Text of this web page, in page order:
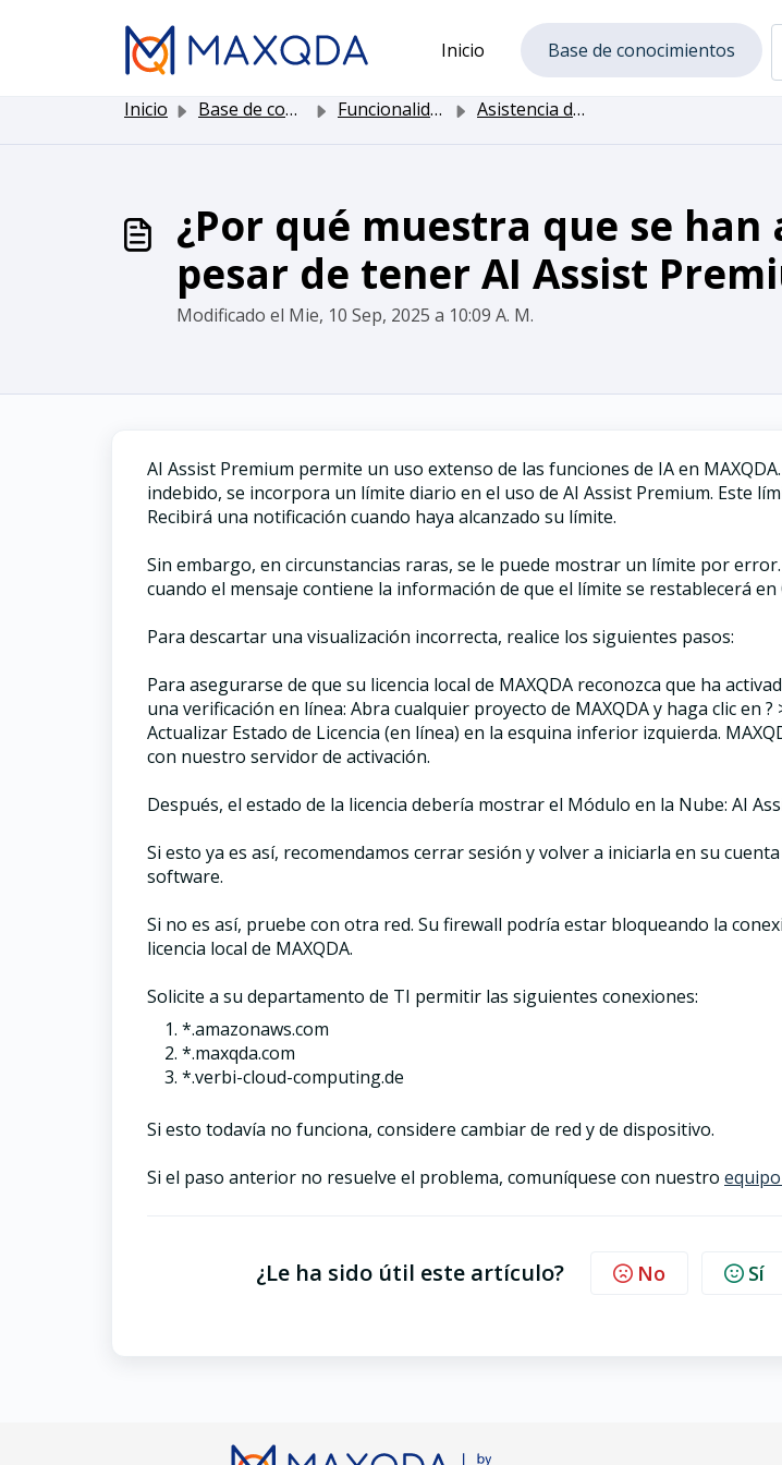
Inicio
Base de conocimientos
Inicio Base de conocimientos Funcionalidad de MAXQDA Asistencia de IA
¿Por qué muestra que se
pesar de tener AI Assist
Modificado el Mie, 10 Sep, 2025 a 10:09 A. M.
AI Assist Premium permite un uso extenso de las funciones de IA en
indebido, se incorpora un límite diario en el uso de AI Assist Premium. Este
Recibirá una notificación cuando haya alcanzado su límite.
Sin embargo, en circunstancias raras, se le puede mostrar un límite por
cuando el mensaje contiene la información de que el límite se restablecerá en
Para descartar una visualización incorrecta, realice los siguientes pasos:
Para asegurarse de que su licencia local de MAXQDA reconozca que ha
una verificación en línea: Abra cualquier proyecto de MAXQDA y haga clic en ?
Actualizar Estado de Licencia (en línea) en la esquina inferior izquierda.
con nuestro servidor de activación.
Después, el estado de la licencia debería mostrar el Módulo en la Nube: AI
Si esto ya es así, recomendamos cerrar sesión y volver a iniciarla en su
software.
Si no es así, pruebe con otra red. Su firewall podría estar bloqueando la
licencia local de MAXQDA.
Solicite a su departamento de TI permitir las siguientes conexiones:
*.amazonaws.com
*.maxqda.com
*.verbi-cloud-computing.de
Si esto todavía no funciona, considere cambiar de red y de dispositivo.
Si el paso anterior no resuelve el problema, comuníquese con nuestro
¿Le ha sido útil este artículo? No Sí